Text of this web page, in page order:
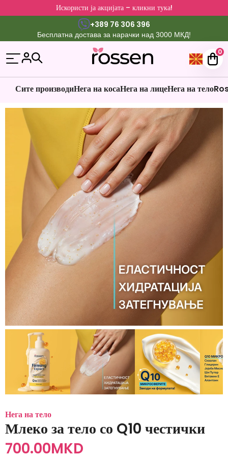
Искористи ја акцијата – кликни тука!
+389 76 306 396
Бесплатна достава за нарачки над 3000 МКД!
0
Сите производиНега на косаНега на лицеНега на тело
Нега на тело
Млеко за тело со Q10 честички
700.00MKD